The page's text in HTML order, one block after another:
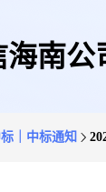
海南
｜中标通知